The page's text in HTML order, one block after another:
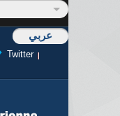
عربي
Twitter